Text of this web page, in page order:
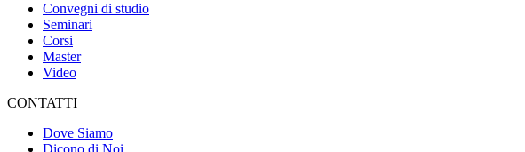
Convegni di studio
Seminari
Corsi
Master
Video
CONTATTI
Dove Siamo
Dicono di Noi